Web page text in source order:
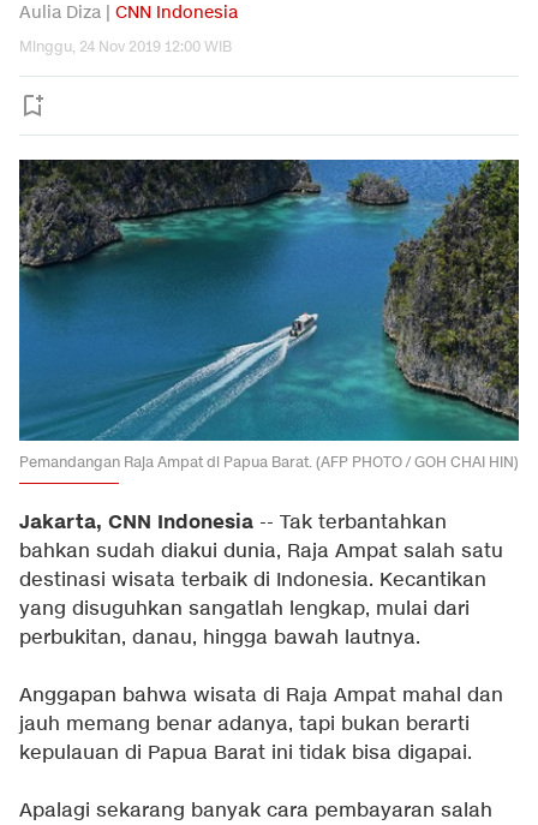
Aulia Diza | CNN Indonesia
Minggu, 24 Nov 2019 12:00 WIB
Pemandangan Raja Ampat di Papua Barat. (AFP PHOTO / GOH CHAI HIN)
Jakarta, CNN Indonesia -- Tak terbantahkan
bahkan sudah diakui dunia, Raja Ampat salah satu
destinasi wisata terbaik di Indonesia. Kecantikan
yang disuguhkan sangatlah lengkap, mulai dari
perbukitan, danau, hingga bawah lautnya.
Anggapan bahwa wisata di Raja Ampat mahal dan
jauh memang benar adanya, tapi bukan berarti
kepulauan di Papua Barat ini tidak bisa digapai.
Apalagi sekarang banyak cara pembayaran salah